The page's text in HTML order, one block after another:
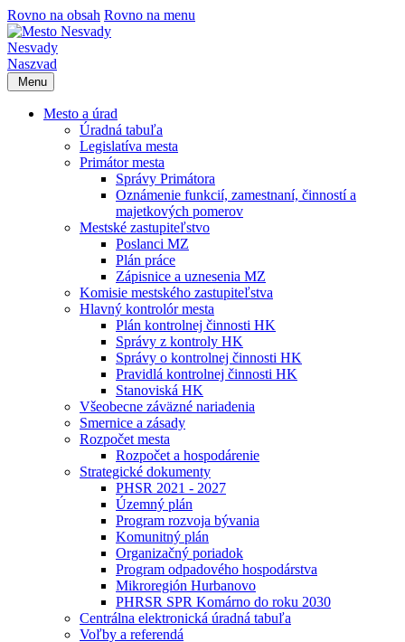
Rovno na obsah Rovno na menu
Nesvady
Naszvad
Menu
Mesto a úrad
Úradná tabuľa
Legislatíva mesta
Primátor mesta
Správy Primátora
Oznámenie funkcií, zamestnaní, činností a
majetkových pomerov
Mestské zastupiteľstvo
Poslanci MZ
Plán práce
Zápisnice a uznesenia MZ
Komisie mestského zastupiteľstva
Hlavný kontrolór mesta
Plán kontrolnej činnosti HK
Správy z kontroly HK
Správy o kontrolnej činnosti HK
Pravidlá kontrolnej činnosti HK
Stanoviská HK
Všeobecne záväzné nariadenia
Smernice a zásady
Rozpočet mesta
Rozpočet a hospodárenie
Strategické dokumenty
PHSR 2021 - 2027
Územný plán
Program rozvoja bývania
Komunitný plán
Organizačný poriadok
Program odpadového hospodárstva
Mikroregión Hurbanovo
PHRSR SPR Komárno do roku 2030
Centrálna elektronická úradná tabuľa
Voľby a referendá